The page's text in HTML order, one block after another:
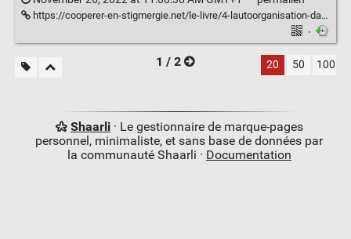
https://cooperer-en-stigmergie.net/le-livre/4-lautoorganisation-dans-les-grands-groupes-le-modele-stigmergique/
·
1 / 2
20 50 100
Shaarli· Le gestionnaire de marque-pages
personnel, minimaliste, et sans base de données par
la communauté Shaarli · Documentation